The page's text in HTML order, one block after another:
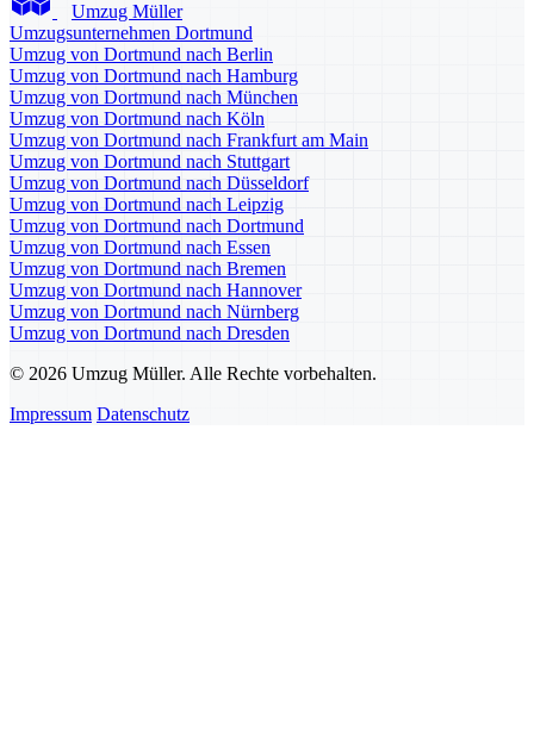
Umzug Müller
Umzugsunternehmen Dortmund
Umzug von Dortmund nach Berlin
Umzug von Dortmund nach Hamburg
Umzug von Dortmund nach München
Umzug von Dortmund nach Köln
Umzug von Dortmund nach Frankfurt am Main
Umzug von Dortmund nach Stuttgart
Umzug von Dortmund nach Düsseldorf
Umzug von Dortmund nach Leipzig
Umzug von Dortmund nach Dortmund
Umzug von Dortmund nach Essen
Umzug von Dortmund nach Bremen
Umzug von Dortmund nach Hannover
Umzug von Dortmund nach Nürnberg
Umzug von Dortmund nach Dresden
© 2026 Umzug Müller. Alle Rechte vorbehalten.
Impressum Datenschutz